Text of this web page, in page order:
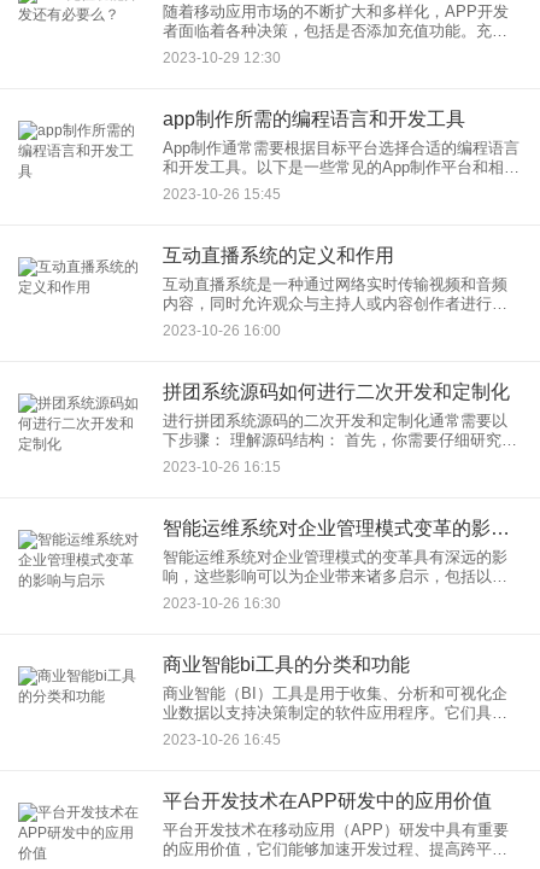
随着移动应用市场的不断扩大和多样化，APP开发
者面临着各种决策，包括是否添加充值功能。充值
功能通常涉及用户支付一定金额以获取应用内的虚
拟货币、物品、功能或内容。虽然充值功能在许多
2023-10-29 12:30
app制作所需的编程语言和开发工具
App制作通常需要根据目标平台选择合适的编程语言
和开发工具。以下是一些常见的App制作平台和相应
的编程语言和开发工具： 1. Android应用（Android
手机和平板
2023-10-26 15:45
互动直播系统的定义和作用
互动直播系统是一种通过网络实时传输视频和音频
内容，同时允许观众与主持人或内容创作者进行双
向互动的系统。这种系统通常用于在线娱乐、教
育、社交互动和商业用途。以下是互动直播系统的
2023-10-26 16:00
拼团系统源码如何进行二次开发和定制化
进行拼团系统源码的二次开发和定制化通常需要以
下步骤： 理解源码结构： 首先，你需要仔细研究拼
团系统的源码结构，包括代码文件、数据库架构和
系统架构。了解系
2023-10-26 16:15
智能运维系统对企业管理模式变革的影响与启示
智能运维系统对企业管理模式的变革具有深远的影
响，这些影响可以为企业带来诸多启示，包括以下
方面： 数据驱动决策： 智能运维系统通过大数据分
析和机器学习技术
2023-10-26 16:30
商业智能bi工具的分类和功能
商业智能（BI）工具是用于收集、分析和可视化企
业数据以支持决策制定的软件应用程序。它们具有
多种功能，可以根据不同的需求进行分类。以下是
2023-10-26 16:45
平台开发技术在APP研发中的应用价值
平台开发技术在移动应用（APP）研发中具有重要
的应用价值，它们能够加速开发过程、提高跨平台